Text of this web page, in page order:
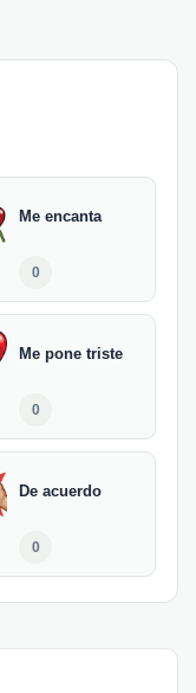
Me encanta
0
Me pone triste
0
De acuerdo
0